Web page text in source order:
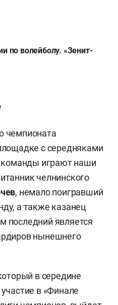
по волейболу. «Зенит-
чемпионата
с середняками
команды играют наши
челнинского
, немало поигравший
а также казанец
последний является
нынешнего
в середине
в «Финале